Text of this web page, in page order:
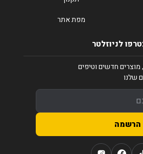
מפת אתר
לניוזלטר
חדשים וטיפים
שלנו
הרשמה